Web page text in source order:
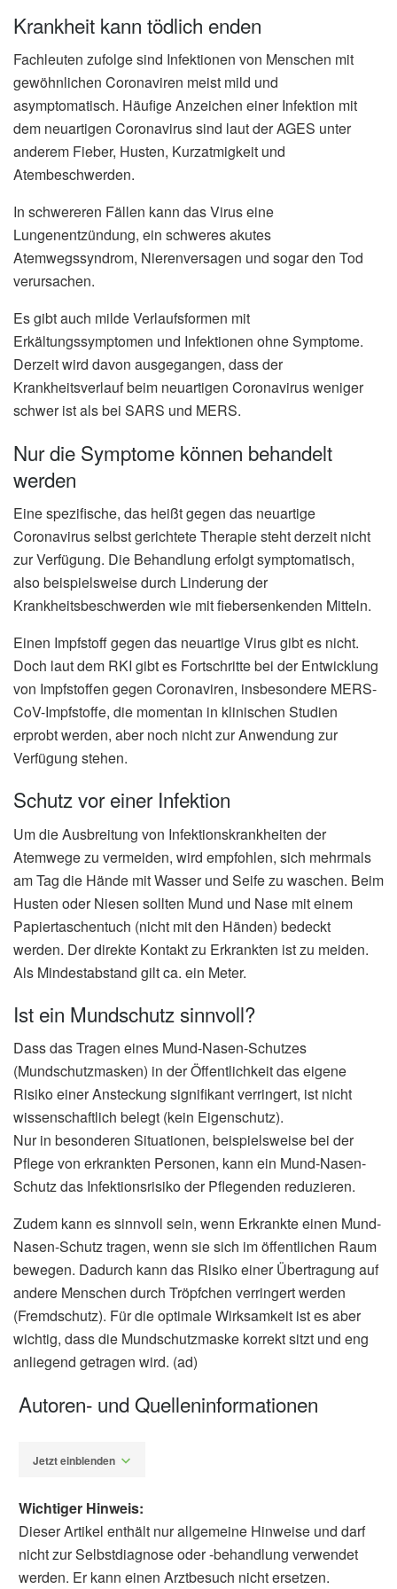
Krankheit kann tödlich enden
Fachleuten zufolge sind Infektionen von Menschen mit
gewöhnlichen Coronaviren meist mild und
asymptomatisch. Häufige Anzeichen einer Infektion mit
dem neuartigen Coronavirus sind laut der AGES unter
anderem Fieber, Husten, Kurzatmigkeit und
Atembeschwerden.
In schwereren Fällen kann das Virus eine
Lungenentzündung, ein schweres akutes
Atemwegssyndrom, Nierenversagen und sogar den Tod
verursachen.
Es gibt auch milde Verlaufsformen mit
Erkältungssymptomen und Infektionen ohne Symptome.
Derzeit wird davon ausgegangen, dass der
Krankheitsverlauf beim neuartigen Coronavirus weniger
schwer ist als bei SARS und MERS.
Nur die Symptome können behandelt
werden
Eine spezifische, das heißt gegen das neuartige
Coronavirus selbst gerichtete Therapie steht derzeit nicht
zur Verfügung. Die Behandlung erfolgt symptomatisch,
also beispielsweise durch Linderung der
Krankheitsbeschwerden wie mit fiebersenkenden Mitteln.
Einen Impfstoff gegen das neuartige Virus gibt es nicht.
Doch laut dem RKI gibt es Fortschritte bei der Entwicklung
von Impfstoffen gegen Coronaviren, insbesondere MERS-
CoV-Impfstoffe, die momentan in klinischen Studien
erprobt werden, aber noch nicht zur Anwendung zur
Verfügung stehen.
Schutz vor einer Infektion
Um die Ausbreitung von Infektionskrankheiten der
Atemwege zu vermeiden, wird empfohlen, sich mehrmals
am Tag die Hände mit Wasser und Seife zu waschen. Beim
Husten oder Niesen sollten Mund und Nase mit einem
Papiertaschentuch (nicht mit den Händen) bedeckt
werden. Der direkte Kontakt zu Erkrankten ist zu meiden.
Als Mindestabstand gilt ca. ein Meter.
Ist ein Mundschutz sinnvoll?
Dass das Tragen eines Mund-Nasen-Schutzes
(Mundschutzmasken) in der Öffentlichkeit das eigene
Risiko einer Ansteckung signifikant verringert, ist nicht
wissenschaftlich belegt (kein Eigenschutz).
Nur in besonderen Situationen, beispielsweise bei der
Pflege von erkrankten Personen, kann ein Mund-Nasen-
Schutz das Infektionsrisiko der Pflegenden reduzieren.
Zudem kann es sinnvoll sein, wenn Erkrankte einen Mund-
Nasen-Schutz tragen, wenn sie sich im öffentlichen Raum
bewegen. Dadurch kann das Risiko einer Übertragung auf
andere Menschen durch Tröpfchen verringert werden
(Fremdschutz). Für die optimale Wirksamkeit ist es aber
wichtig, dass die Mundschutzmaske korrekt sitzt und eng
anliegend getragen wird. (ad)
Autoren- und Quelleninformationen
Jetzt einblenden
Wichtiger Hinweis:
Dieser Artikel enthält nur allgemeine Hinweise und darf
nicht zur Selbstdiagnose oder -behandlung verwendet
werden. Er kann einen Arztbesuch nicht ersetzen.